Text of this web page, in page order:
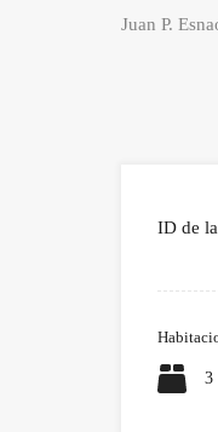
Juan P.
ID de
3